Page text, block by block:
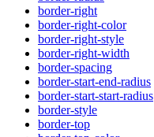
border-right
border-right-color
border-right-style
border-right-width
border-spacing
border-start-end-radius
border-start-start-radius
border-style
border-top